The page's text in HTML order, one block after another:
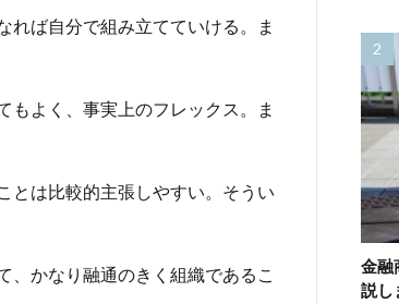
ば自分で組み立てていける。ま
よく、事実上のフレックス。ま
は比較的主張しやすい。そうい
、かなり融通のきく組織であるこ
金融
説し